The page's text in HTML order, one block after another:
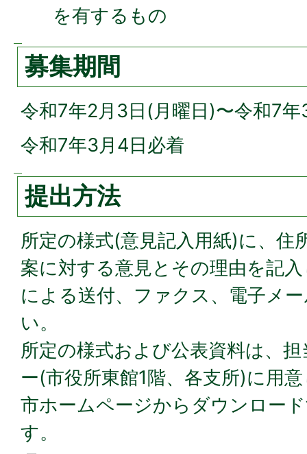
を有するもの
募集期間
令和7年2月3日(月曜日)〜令和7
令和7年3月4日必着
提出方法
所定の様式(意見記入用紙)に、住
案に対する意見とその理由を記
による送付、ファクス、電子メ
い。
所定の様式および公表資料は、
ー(市役所東館1階、各支所)に用
市ホームページからダウンロー
す。